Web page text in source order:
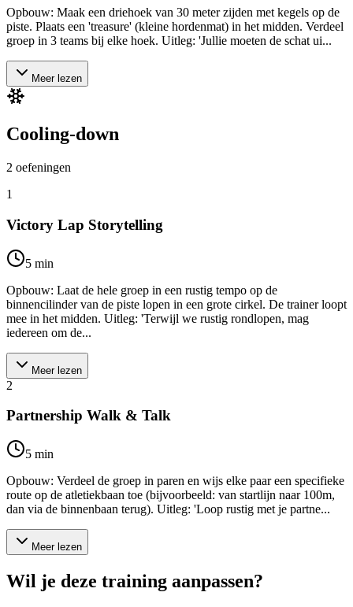
Opbouw: Maak een driehoek van 30 meter zijden met kegels op de
piste. Plaats een 'treasure' (kleine hordenmat) in het midden. Verdeel
groep in 3 teams bij elke hoek. Uitleg: 'Jullie moeten de schat ui...
Meer lezen
Cooling-down
2 oefeningen
1
Victory Lap Storytelling
5 min
Opbouw: Laat de hele groep in een rustig tempo op de
binnencilinder van de piste lopen in een grote cirkel. De trainer loopt
mee in het midden. Uitleg: 'Terwijl we rustig rondlopen, mag
iedereen om de...
Meer lezen
2
Partnership Walk & Talk
5 min
Opbouw: Verdeel de groep in paren en wijs elke paar een specifieke
route op de atletiekbaan toe (bijvoorbeeld: van startlijn naar 100m,
dan via de binnenbaan terug). Uitleg: 'Loop rustig met je partne...
Meer lezen
Wil je deze training aanpassen?